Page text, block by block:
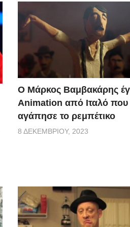
Ο Μάρκος Βαμβακάρης
Αnimation από Ιταλό που
αγάπησε το ρεμπέτικο
8 ΔΕΚΕΜΒΡΊΟΥ, 2023